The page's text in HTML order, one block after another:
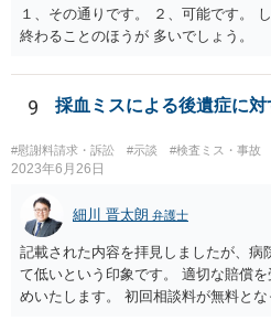
１、その通りです。 ２、可能です。
終わることのほうが 多いでしょう。
9 採血ミスによる後遺症に
#慰謝料請求・訴訟 #示談 #検査ミス・事故
2023年6月26日
細川 晋太朗 弁護士
記載された内容を拝見しましたが、病
て低いという印象です。 適切な賠償
めいたします。 初回相談料が無料と